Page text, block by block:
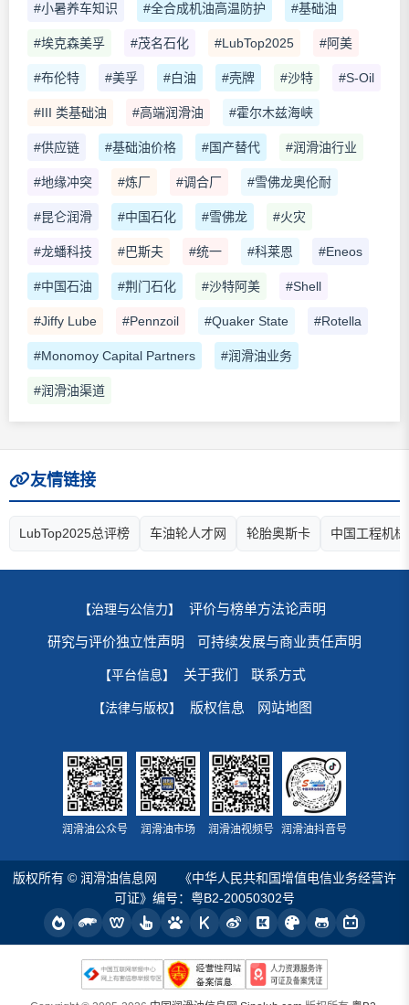
#小暑养车知识 #全合成机油高温防护 #基础油
#埃克森美孚 #茂名石化 #LubTop2025 #阿美
#布伦特 #美孚 #白油 #壳牌 #沙特 #S-Oil
#III 类基础油 #高端润滑油 #霍尔木兹海峡
#供应链 #基础油价格 #国产替代 #润滑油行业
#地缘冲突 #炼厂 #调合厂 #雪佛龙奥伦耐
#昆仑润滑 #中国石化 #雪佛龙 #火灾
#龙蟠科技 #巴斯夫 #统一 #科莱恩 #Eneos
#中国石油 #荆门石化 #沙特阿美 #Shell
#Jiffy Lube #Pennzoil #Quaker State #Rotella
#Monomoy Capital Partners #润滑油业务
#润滑油渠道
友情链接
LubTop2025总评榜 车油轮人才网 轮胎奥斯卡 中国工程机
【治理与公信力】 评价与榜单方法论声明
研究与评价独立性声明 可持续发展与商业责任声明
【平台信息】 关于我们 联系方式
【法律与版权】 版权信息 网站地图
润滑油公众号 润滑油市场 润滑油视频号 润滑油抖音号
版权所有 © 润滑油信息网
《中华人民共和国增值电信业务经营许
可证》编号：粤B2-20050302号